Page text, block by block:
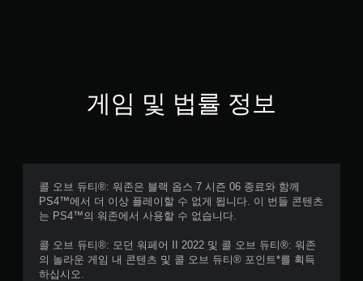
게임 및 법률 정보
콜 오브 듀티®: 워존은 블랙 옵스 7 시즌 06 종료와 함께
PS4™에서 더 이상 플레이할 수 없게 됩니다. 이 번들 콘텐츠
는 PS4™의 워존에서 사용할 수 없습니다.
콜 오브 듀티®: 모던 워페어 II 2022 및 콜 오브 듀티®: 워존
의 놀라운 게임 내 콘텐츠 및 콜 오브 듀티® 포인트*를 획득
하십시오.